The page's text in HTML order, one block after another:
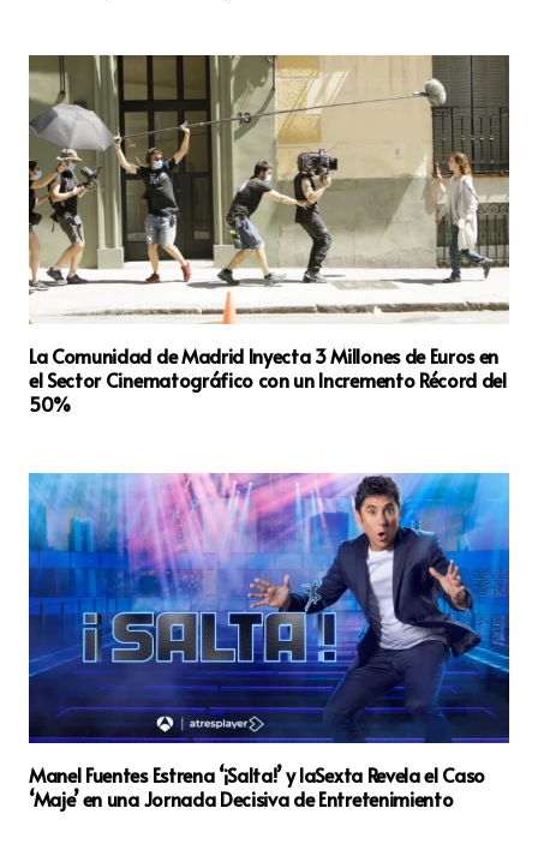
La Comunidad de Madrid Inyecta 3 Millones de Euros en
el Sector Cinematográfico con un Incremento Récord del
50%
Manel Fuentes Estrena ‘¡Salta!’ y laSexta Revela el Caso
‘Maje’ en una Jornada Decisiva de Entretenimiento